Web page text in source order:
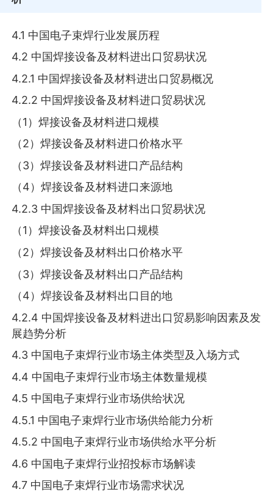
4.1 中国电子束焊行业发展历程
4.2 中国焊接设备及材料进出口贸易状况
4.2.1 中国焊接设备及材料进出口贸易概况
4.2.2 中国焊接设备及材料进口贸易状况
（1）焊接设备及材料进口规模
（2）焊接设备及材料进口价格水平
（3）焊接设备及材料进口产品结构
（4）焊接设备及材料进口来源地
4.2.3 中国焊接设备及材料出口贸易状况
（1）焊接设备及材料出口规模
（2）焊接设备及材料出口价格水平
（3）焊接设备及材料出口产品结构
（4）焊接设备及材料出口目的地
4.2.4 中国焊接设备及材料进出口贸易影响因素及发
展趋势分析
4.3 中国电子束焊行业市场主体类型及入场方式
4.4 中国电子束焊行业市场主体数量规模
4.5 中国电子束焊行业市场供给状况
4.5.1 中国电子束焊行业市场供给能力分析
4.5.2 中国电子束焊行业市场供给水平分析
4.6 中国电子束焊行业招投标市场解读
4.7 中国电子束焊行业市场需求状况